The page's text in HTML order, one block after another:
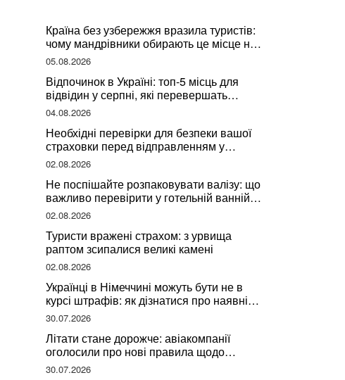
Країна без узбережжя вразила туристів:
чому мандрівники обирають це місце на
відпочинок
05.08.2026
Відпочинок в Україні: топ-5 місць для
відвідин у серпні, які перевершать
закордонні враження
04.08.2026
Необхідні перевірки для безпеки вашої
страховки перед відправленням у
подорож
02.08.2026
Не поспішайте розпаковувати валізу: що
важливо перевірити у готельній ванній
за словами досвідченої мандрівниці
02.08.2026
Туристи вражені страхом: з урвища
раптом зсипалися великі камені
02.08.2026
Українці в Німеччині можуть бути не в
курсі штрафів: як дізнатися про наявні
борги
30.07.2026
Літати стане дорожче: авіакомпанії
оголосили про нові правила щодо
вибору місць
30.07.2026